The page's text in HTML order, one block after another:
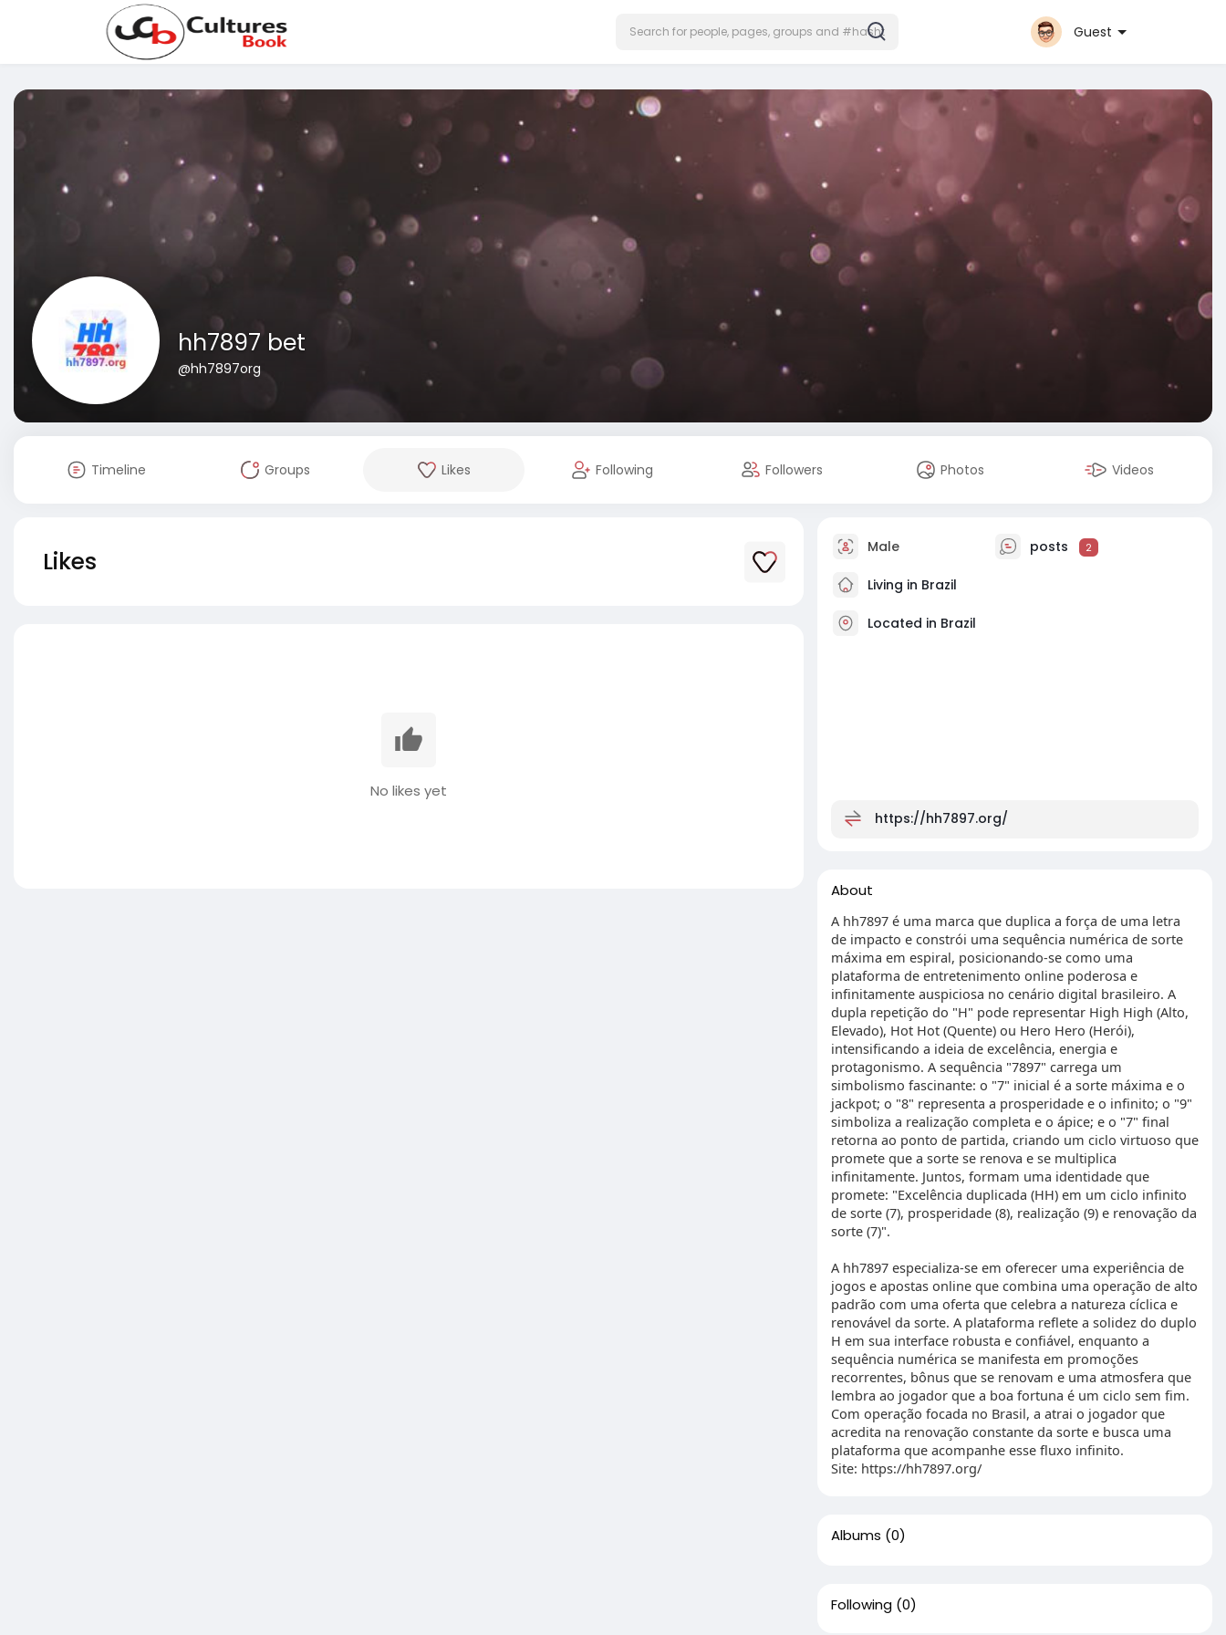
Guest
hh7897 bet
@hh7897org
Timeline Groups Likes Following Followers Photos Videos
Likes
No likes yet
Male posts 2
Living in Brazil
Located in Brazil
https://hh7897.org/
About
A hh7897 é uma marca que duplica a força de uma letra
de impacto e constrói uma sequência numérica de sorte
máxima em espiral, posicionando-se como uma
plataforma de entretenimento online poderosa e
infinitamente auspiciosa no cenário digital brasileiro. A
dupla repetição do "H" pode representar High High (Alto,
Elevado), Hot Hot (Quente) ou Hero Hero (Herói),
intensificando a ideia de excelência, energia e
protagonismo. A sequência "7897" carrega um
simbolismo fascinante: o "7" inicial é a sorte máxima e o
jackpot; o "8" representa a prosperidade e o infinito; o "9"
simboliza a realização completa e o ápice; e o "7" final
retorna ao ponto de partida, criando um ciclo virtuoso que
promete que a sorte se renova e se multiplica
infinitamente. Juntos, formam uma identidade que
promete: "Excelência duplicada (HH) em um ciclo infinito
de sorte (7), prosperidade (8), realização (9) e renovação da
sorte (7)".
A hh7897 especializa-se em oferecer uma experiência de
jogos e apostas online que combina uma operação de alto
padrão com uma oferta que celebra a natureza cíclica e
renovável da sorte. A plataforma reflete a solidez do duplo
H em sua interface robusta e confiável, enquanto a
sequência numérica se manifesta em promoções
recorrentes, bônus que se renovam e uma atmosfera que
lembra ao jogador que a boa fortuna é um ciclo sem fim.
Com operação focada no Brasil, a atrai o jogador que
acredita na renovação constante da sorte e busca uma
plataforma que acompanhe esse fluxo infinito.
Site: https://hh7897.org/
Albums (0)
Following (0)